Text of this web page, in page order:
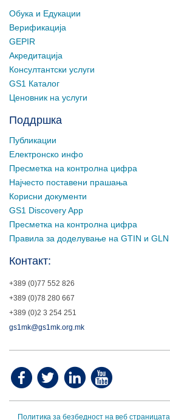
Обука и Едукации
Верификација
GEPIR
Акредитација
Консултантски услуги
GS1 Каталог
Ценовник на услуги
Поддршка
Публикации
Електронско инфо
Пресметка на контролна цифра
Најчесто поставени прашања
Корисни документи
GS1 Discovery App
Пресметка на контролна цифра
Правила за доделување на GTIN и GLN
Контакт:
+389 (0)77 552 826
+389 (0)78 280 667
+389 (0)2 3 254 251
gs1mk@gs1mk.org.mk
Политика за безбедност на веб страницата